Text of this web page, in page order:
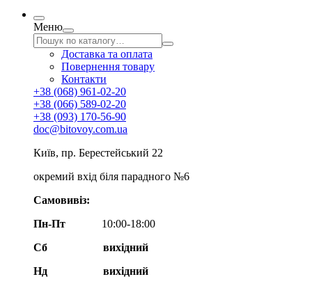
Меню
Доставка та оплата
Повернення товару
Контакти
+38 (068) 961-02-20
+38 (066) 589-02-20
+38 (093) 170-56-90
doc@bitovoy.com.ua
Київ, пр. Берестейський 22
окремий вхід біля парадного №6
Самовивіз:
Пн-Пт
10:00-18:00
Сб
вихідний
Нд
вихідний